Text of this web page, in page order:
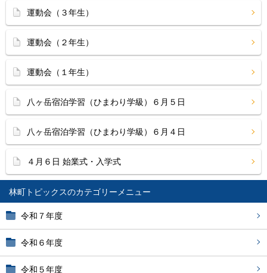
林町トピックス
令和７年度
令和６年度
令和５年度
運動会（３年生）
運動会（２年生）
運動会（１年生）
八ヶ岳宿泊学習（ひまわり学級）６月５日
八ヶ岳宿泊学習（ひまわり学級）６月４日
４月６日 始業式・入学式